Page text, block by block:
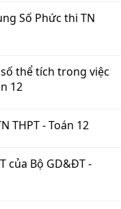
Số Phức thi TN
thể tích trong việc
12
THPT - Toán 12
của Bộ GD&ĐT -